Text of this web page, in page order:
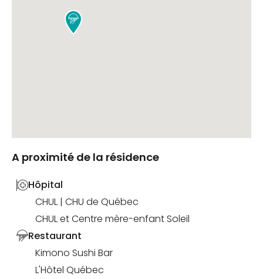

A proximité de la résidence
Hôpital
CHUL | CHU de Québec
CHUL et Centre mère-enfant Soleil
Restaurant
Kimono Sushi Bar
L'Hôtel Québec